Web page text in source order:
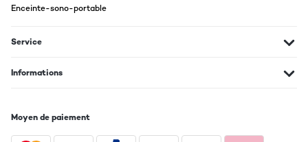
Enceinte-sono-portable
Service
Informations
Moyen de paiement